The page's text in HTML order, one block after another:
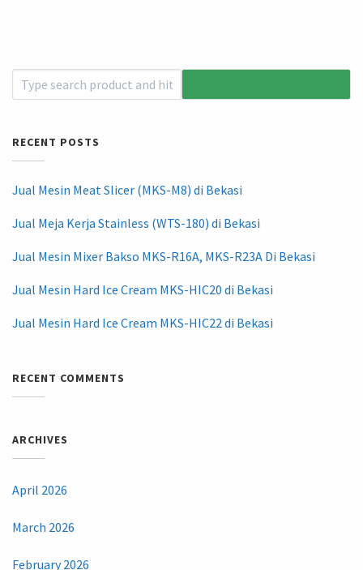
RECENT POSTS
Jual Mesin Meat Slicer (MKS-M8) di Bekasi
Jual Meja Kerja Stainless (WTS-180) di Bekasi
Jual Mesin Mixer Bakso MKS-R16A, MKS-R23A Di Bekasi
Jual Mesin Hard Ice Cream MKS-HIC20 di Bekasi
Jual Mesin Hard Ice Cream MKS-HIC22 di Bekasi
RECENT COMMENTS
ARCHIVES
April 2026
March 2026
February 2026